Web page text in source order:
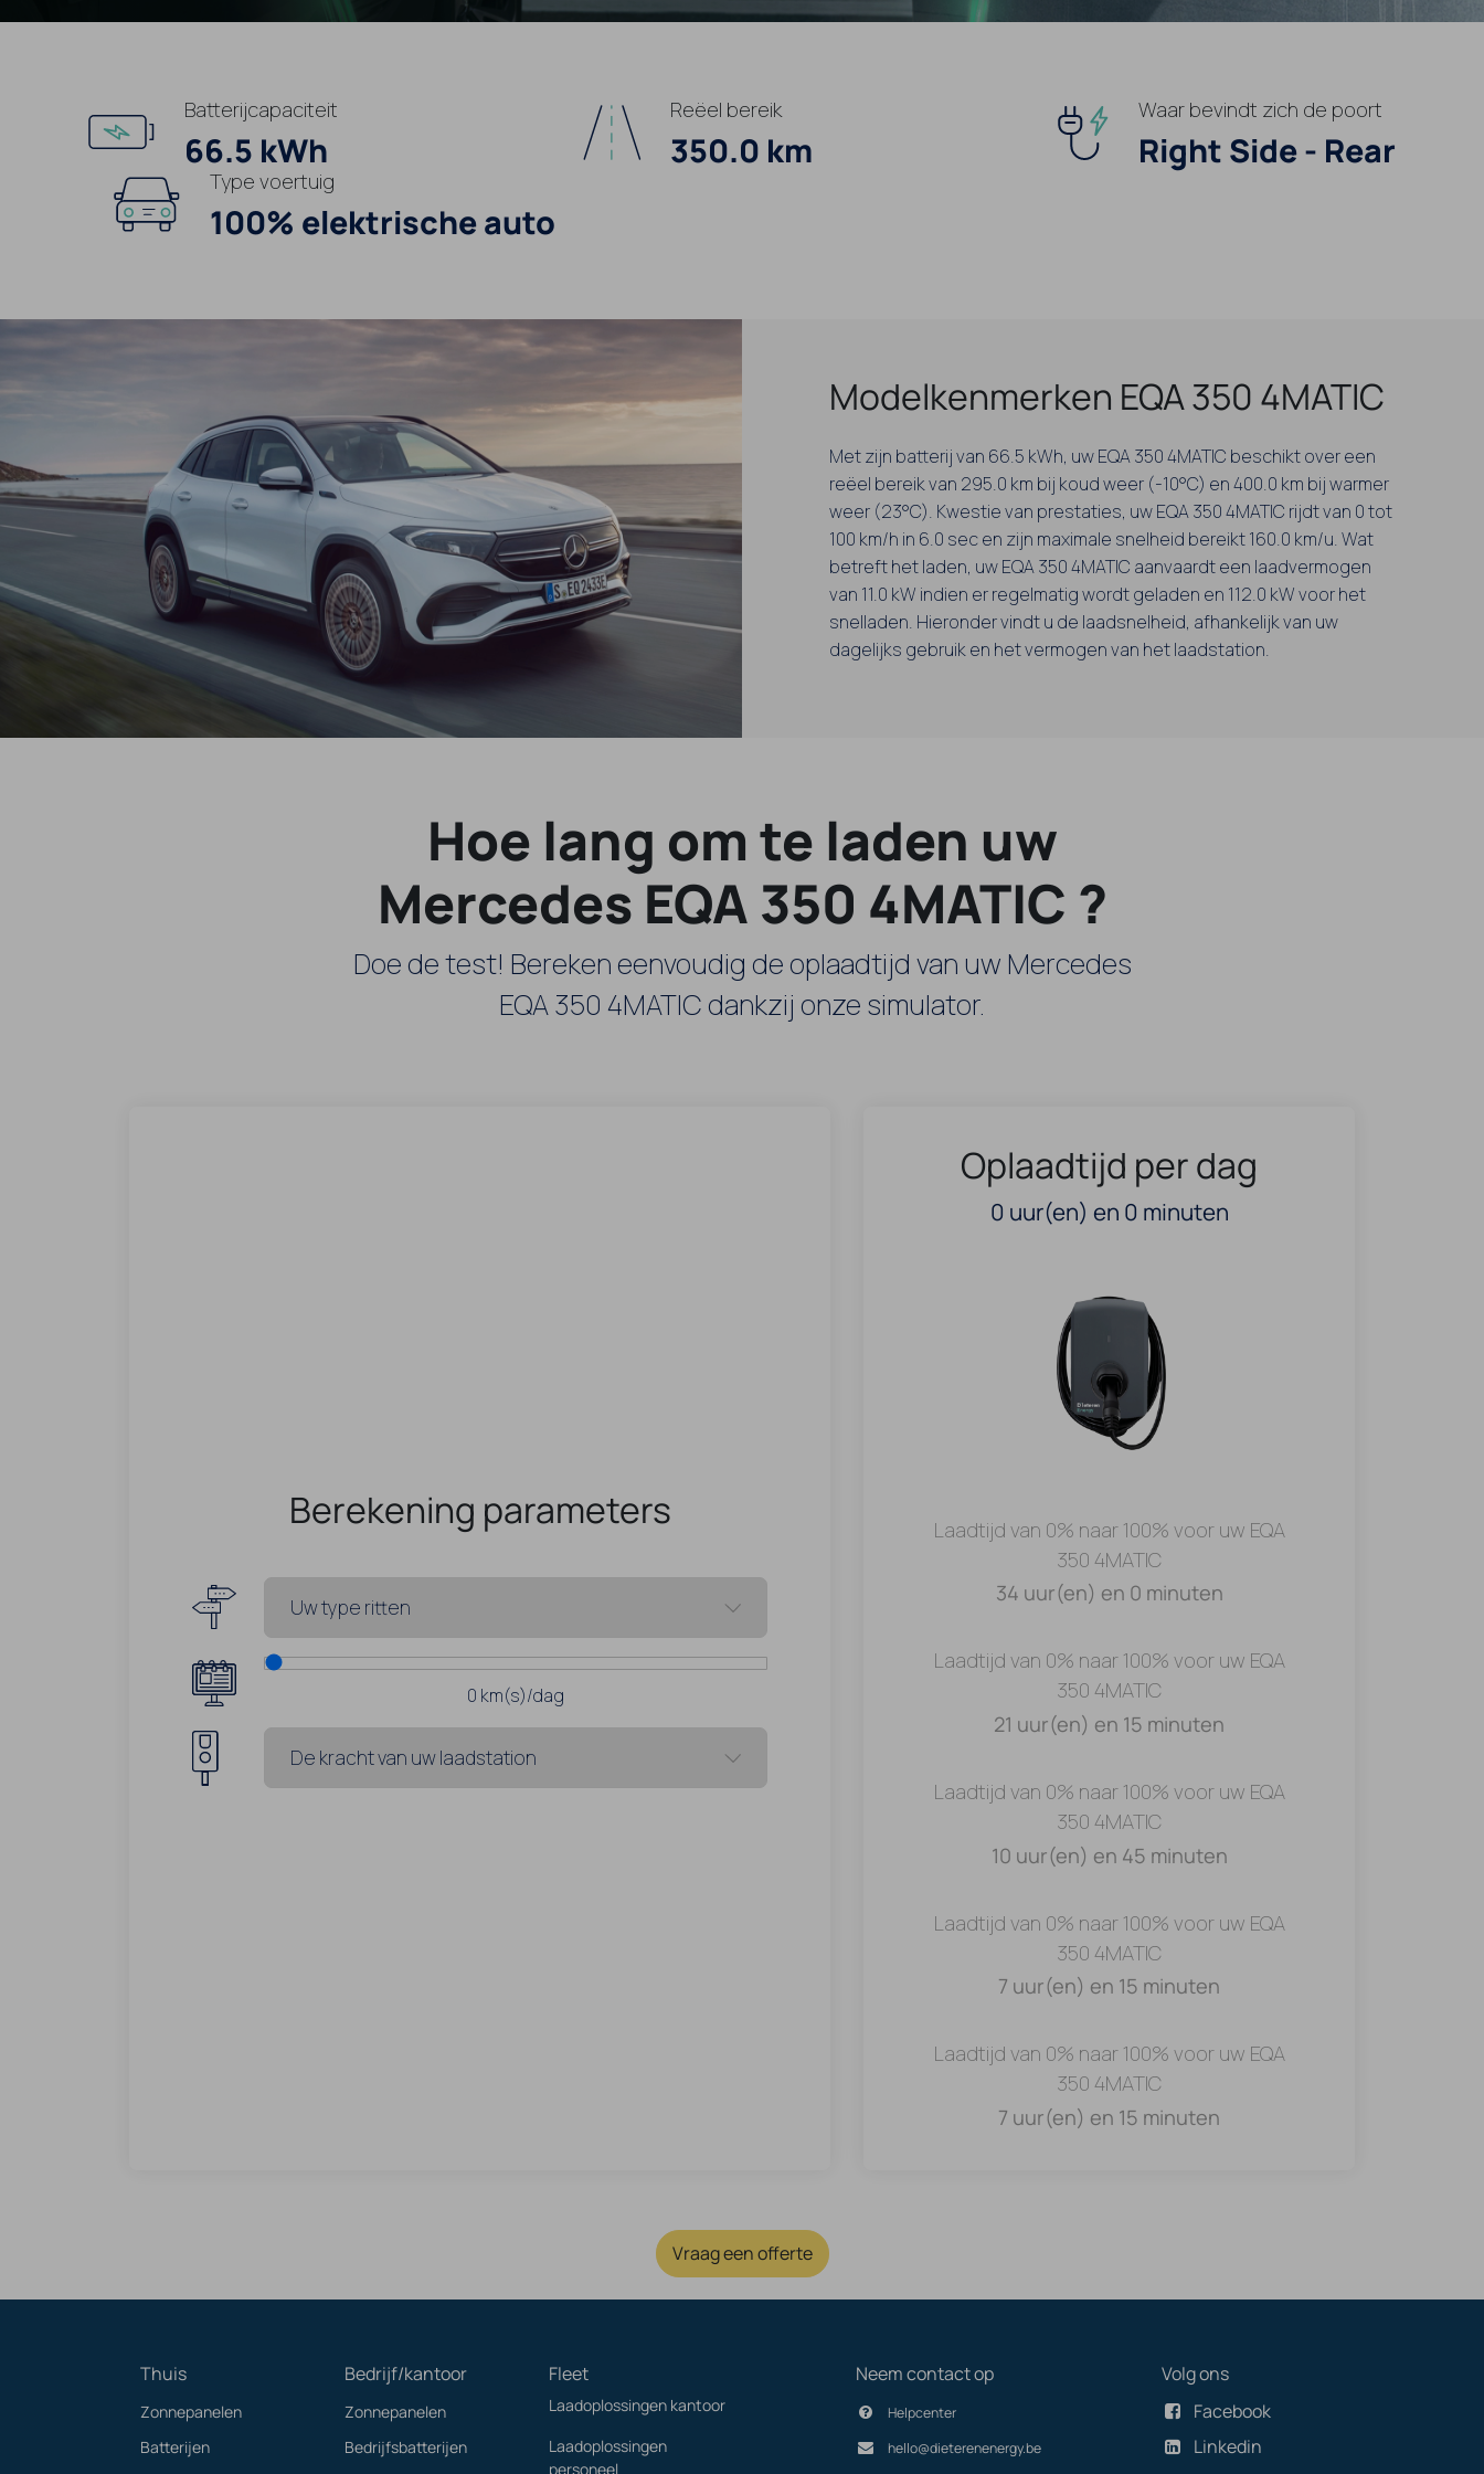
Batterijcapaciteit
66.5 kWh
Reëel bereik
350.0 km
Waar bevindt zich de poort
Right Side - Rear
Type voertuig
100% elektrische auto
Modelkenmerken EQA 350 4MATIC
Met zijn batterij van 66.5 kWh, uw EQA 350 4MATIC beschikt over een
reëel bereik van 295.0 km bij koud weer (-10°C) en 400.0 km bij warmer
weer (23°C). Kwestie van prestaties, uw EQA 350 4MATIC rijdt van 0 tot
100 km/h in 6.0 sec en zijn maximale snelheid bereikt 160.0 km/u. Wat
betreft het laden, uw EQA 350 4MATIC aanvaardt een laadvermogen
van 11.0 kW indien er regelmatig wordt geladen en 112.0 kW voor het
snelladen. Hieronder vindt u de laadsnelheid, afhankelijk van uw
dagelijks gebruik en het vermogen van het laadstation.
Hoe lang om te laden uw
Mercedes EQA 350 4MATIC ?
Doe de test! Bereken eenvoudig de oplaadtijd van uw Mercedes
EQA 350 4MATIC dankzij onze simulator.
Berekening parameters
0 km(s)/dag
Oplaadtijd per dag
0 uur(en) en 0 minuten
Laadtijd van 0% naar 100% voor uw EQA
350 4MATIC
34 uur(en) en 0 minuten
Laadtijd van 0% naar 100% voor uw EQA
350 4MATIC
21 uur(en) en 15 minuten
Laadtijd van 0% naar 100% voor uw EQA
350 4MATIC
10 uur(en) en 45 minuten
Laadtijd van 0% naar 100% voor uw EQA
350 4MATIC
7 uur(en) en 15 minuten
Laadtijd van 0% naar 100% voor uw EQA
350 4MATIC
7 uur(en) en 15 minuten
Vraag een offerte
Thuis
Zonnepanelen
Batterijen
Bedrijf/kantoor
Zonnepanelen
Bedrijfsbatterijen
Volg ons
Facebook
Linkedin
Fleet
Laadoplossingen kantoor
Laadoplossingen
personeel
Neem contact op
Helpcenter
hello@dieterenenergy.be